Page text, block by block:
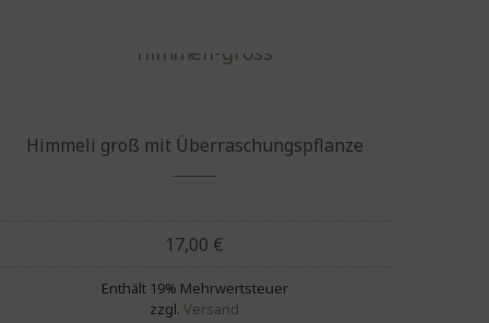
Himmeli groß mit Überraschungspflanze
17,00 €
Enthält 19% Mehrwertsteuer
zzgl.Versand